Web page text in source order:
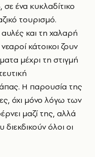
ένα κυκλαδίτικο
τουρισμό.
και τη χαλαρή
κάτοικοι ζουν
μέχρι τη στιγμή
Η παρουσία της
όχι μόνο λόγω των
μαζί της, αλλά
διεκδικούν όλοι οι